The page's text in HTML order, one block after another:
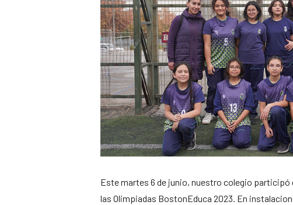
Este martes 6 de junio, nuestro colegio participó
las Olimpiadas BostonEduca 2023. En